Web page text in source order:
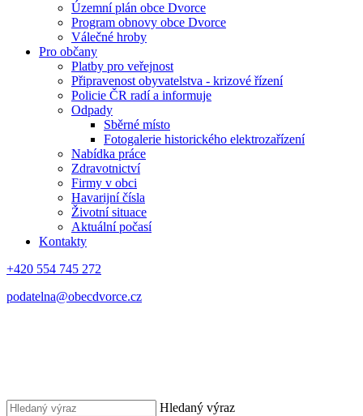
Územní plán obce Dvorce
Program obnovy obce Dvorce
Válečné hroby
Pro občany
Platby pro veřejnost
Připravenost obyvatelstva - krizové řízení
Policie ČR radí a informuje
Odpady
Sběrné místo
Fotogalerie historického elektrozařízení
Nabídka práce
Zdravotnictví
Firmy v obci
Havarijní čísla
Životní situace
Aktuální počasí
Kontakty
+420 554 745 272
podatelna@obecdvorce.cz
Hledaný výraz